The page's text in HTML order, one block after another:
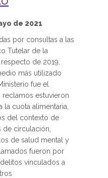
de 2021
por consultas a las
Tutelar de la
de 2019,
más utilizado
fue el
estuvieron
cuota alimentaria,
del contexto de
circulación,
de salud mental y
fueron por
vinculados a